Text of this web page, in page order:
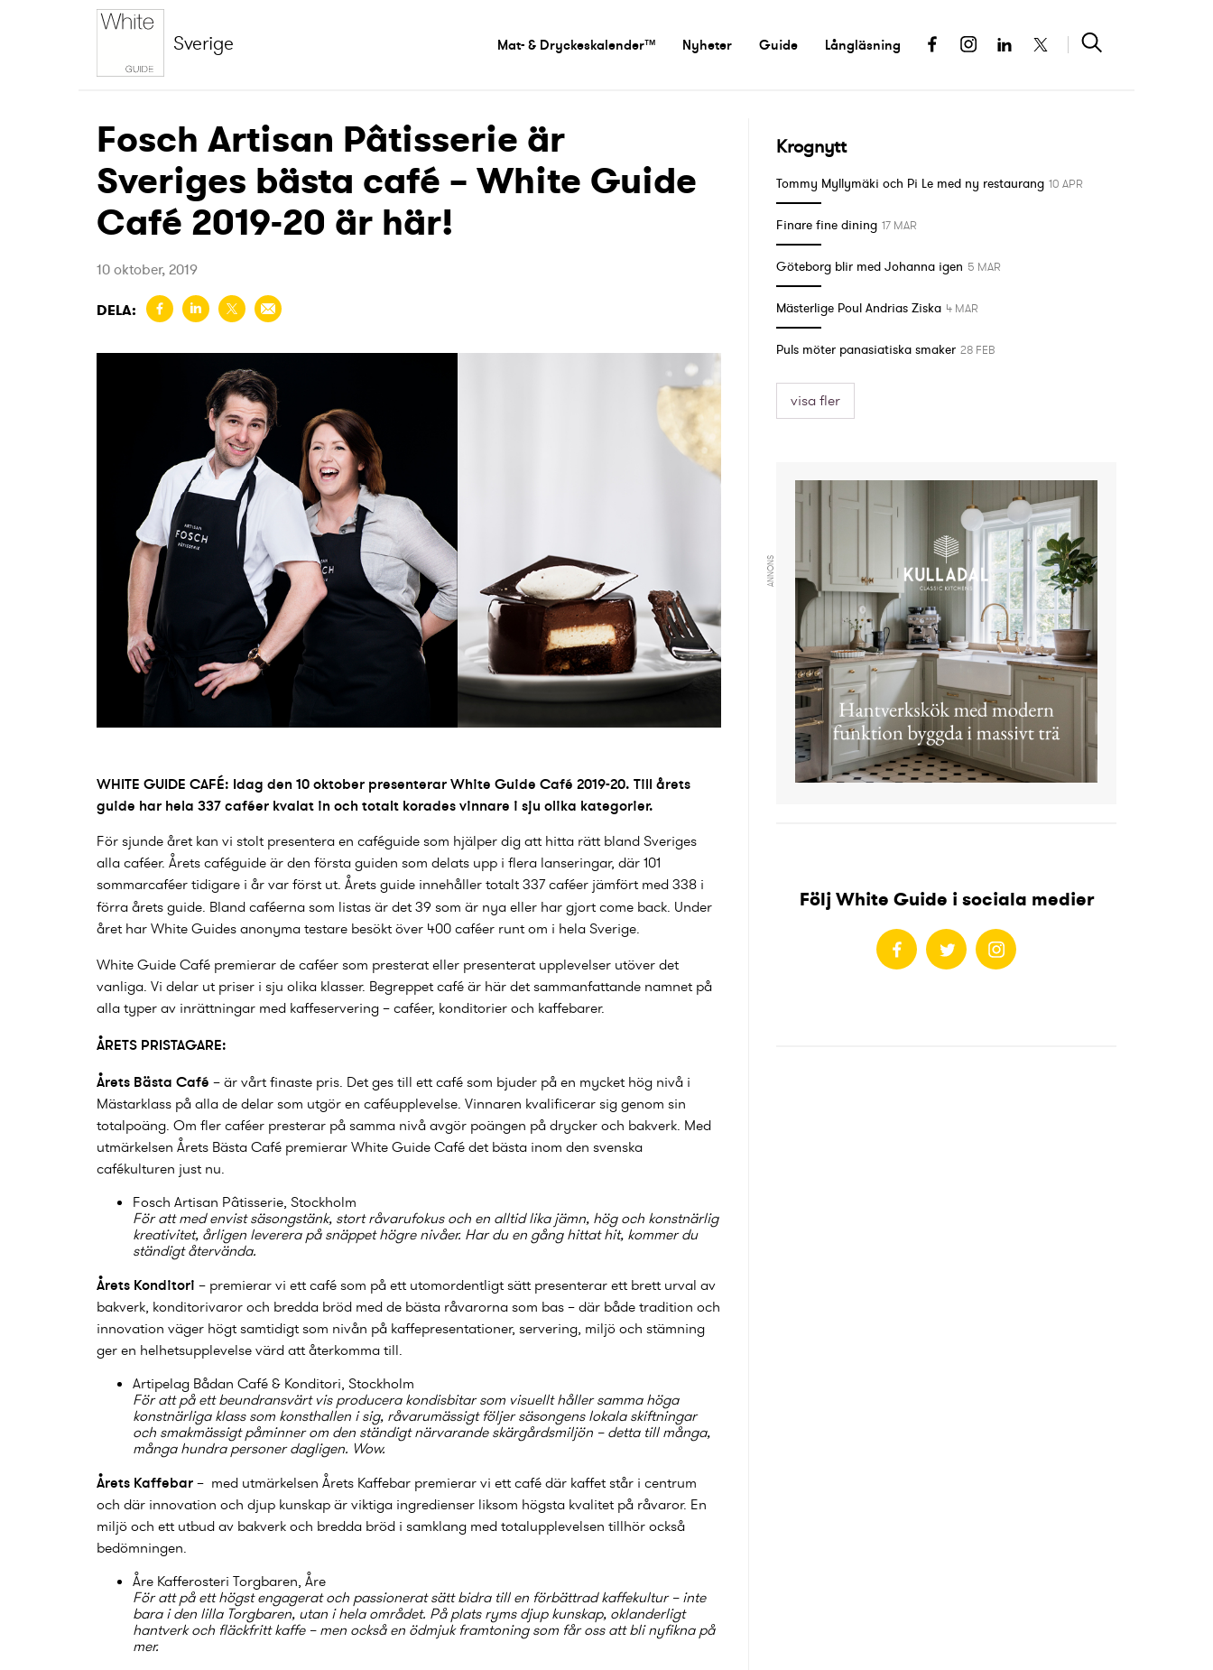
Sverige Mat- & Dryckeskalender™ Nyheter Guide Långläsning
Fosch Artisan Pâtisserie är
Sveriges bästa café – White Guide
Café 2019-20 är här!
10 oktober, 2019
DELA:
WHITE GUIDE CAFÉ: Idag den 10 oktober presenterar White Guide Café 2019-20. Till årets
guide har hela 337 caféer kvalat in och totalt korades vinnare i sju olika kategorier.
För sjunde året kan vi stolt presentera en caféguide som hjälper dig att hitta rätt bland Sveriges
alla caféer. Årets caféguide är den första guiden som delats upp i flera lanseringar, där 101
sommarcaféer tidigare i år var först ut. Årets guide innehåller totalt 337 caféer jämfört med 338 i
förra årets guide. Bland caféerna som listas är det 39 som är nya eller har gjort come back. Under
året har White Guides anonyma testare besökt över 400 caféer runt om i hela Sverige.
White Guide Café premierar de caféer som presterat eller presenterat upplevelser utöver det
vanliga. Vi delar ut priser i sju olika klasser. Begreppet café är här det sammanfattande namnet på
alla typer av inrättningar med kaffeservering – caféer, konditorier och kaffebarer.
ÅRETS PRISTAGARE:
Årets Bästa Café – är vårt finaste pris. Det ges till ett café som bjuder på en mycket hög nivå i
Mästarklass på alla de delar som utgör en caféupplevelse. Vinnaren kvalificerar sig genom sin
totalpoäng. Om fler caféer presterar på samma nivå avgör poängen på drycker och bakverk. Med
utmärkelsen Årets Bästa Café premierar White Guide Café det bästa inom den svenska
cafékulturen just nu.
Fosch Artisan Pâtisserie, Stockholm
För att med envist säsongstänk, stort råvarufokus och en alltid lika jämn, hög och konstnärlig
kreativitet, årligen leverera på snäppet högre nivåer. Har du en gång hittat hit, kommer du
ständigt återvända.
Årets Konditori – premierar vi ett café som på ett utomordentligt sätt presenterar ett brett urval av
bakverk, konditorivaror och bredda bröd med de bästa råvarorna som bas – där både tradition och
innovation väger högt samtidigt som nivån på kaffepresentationer, servering, miljö och stämning
ger en helhetsupplevelse värd att återkomma till.
Artipelag Bådan Café & Konditori, Stockholm
För att på ett beundransvärt vis producera kondisbitar som visuellt håller samma höga
konstnärliga klass som konsthallen i sig, råvarumässigt följer säsongens lokala skiftningar
och smakmässigt påminner om den ständigt närvarande skärgårdsmiljön – detta till många,
många hundra personer dagligen. Wow.
Årets Kaffebar – med utmärkelsen Årets Kaffebar premierar vi ett café där kaffet står i centrum
och där innovation och djup kunskap är viktiga ingredienser liksom högsta kvalitet på råvaror. En
miljö och ett utbud av bakverk och bredda bröd i samklang med totalupplevelsen tillhör också
bedömningen.
Åre Kafferosteri Torgbaren, Åre
För att på ett högst engagerat och passionerat sätt bidra till en förbättrad kaffekultur – inte
bara i den lilla Torgbaren, utan i hela området. På plats ryms djup kunskap, oklanderligt
hantverk och fläckfritt kaffe – men också en ödmjuk framtoning som får oss att bli nyfikna på
mer.
Krognytt
Tommy Myllymäki och Pi Le med ny restaurang 10 APR
Finare fine dining 17 MAR
Göteborg blir med Johanna igen 5 MAR
Mästerlige Poul Andrias Ziska 4 MAR
Puls möter panasiatiska smaker 28 FEB
visa fler
ANNONS
Följ White Guide i sociala medier